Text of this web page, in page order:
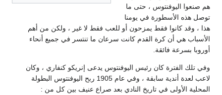
صنعوا اليوفنتوس ، حتى ما
هذه الأسطورة في يومنا
، وقد كانوا فقط يمزحون أو للعب فقط لا غير ، ولكن من أهم
هي أن كرة القدم كانت سرعان ما تنتسر في جميع أنحاء
بسرعة فائقة.
تلك الفترة كان رئيس اليوفنتوس يدعى إنريكو كنفاري ، وكان
لاعب لعدة أندية سابقة ، وفي عام 1905 ربح اليوفنتوس البطولة
الأولى في تاريخ النادي بعد صراع عنيف بين كل من :